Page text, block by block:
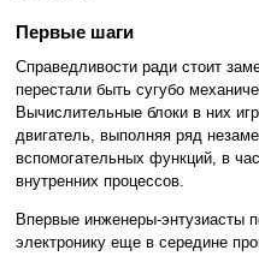
Первые шаги
Справедливости ради стоит
перестали быть сугубо
Вычислительные блоки в них
двигатель, выполняя ряд
вспомогательных функций, в
внутренних процессов.
Впервые инженеры-энтузиасты
электронику еще в середине